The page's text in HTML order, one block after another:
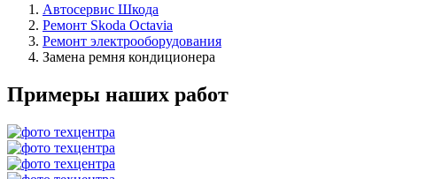
Автосервис Шкода
Ремонт Skoda Octavia
Ремонт электрооборудования
Замена ремня кондиционера
Примеры наших работ